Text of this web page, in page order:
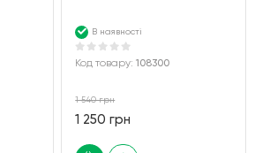
В наявності
Код товару:108300
1 540 грн
1 250 грн